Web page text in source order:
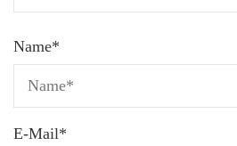
Name*
E-Mail*